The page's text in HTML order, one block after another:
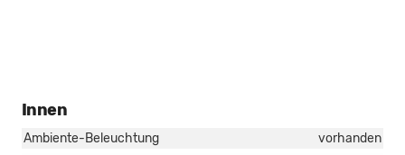
Innen
Ambiente-Beleuchtung
vorhanden